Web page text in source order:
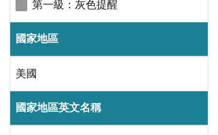
第一級：灰色提醒
國家地區
美國
國家地區英文名稱